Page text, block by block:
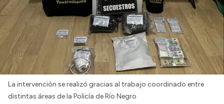
La intervención se realizó gracias al trabajo coordinado entre
distintas áreas de la Policía de Río Negro